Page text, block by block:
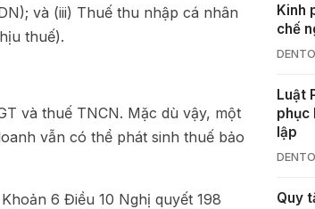
và (iii) Thuế thu nhập cá nhân
thuế).
và thuế TNCN. Mặc dù vậy, một
vẫn có thể phát sinh thuế bảo
6 Điều 10 Nghị quyết 198
Kinh
chế
Luật
phục
lập
Quy